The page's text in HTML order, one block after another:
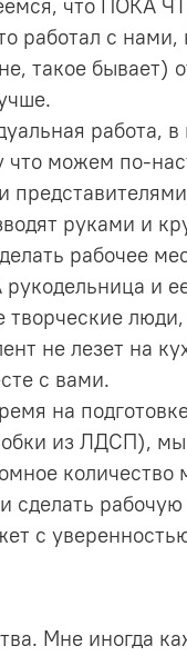
что ПОКА
работал с
такое бывает)
работа,
можем по-
руками и
рабочее
и
не лезет на
с вами.
на
из ЛДСП),
количество
с
Мне иногда